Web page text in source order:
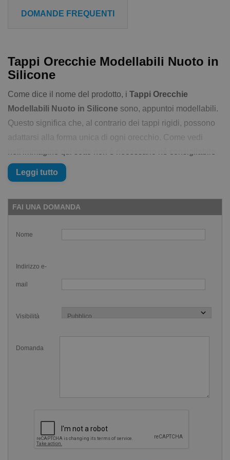
DOMANDE FREQUENTI
Tappi Orecchie Modellabili Nuoto in
Silicone
Come dice il nome del prodotto, i Tappi Orecchie
Modellabili Nuoto in Silicone sono, appuntoi modellabili.
Questo significa che, al contrario dei tappi rigidi, possono
adattarsi alla forma unica di ogni orecchio. Come vedi
inserirli dentro il canale auricolare ma farli aderire
all'esterno a mò di copertura.
Grazie al loro potere adesivo e al materiale di cui sono
composti, aderiranno al tuo orecchio aiutandoti a tenere
fuori l'acqua. Anche se, attenzione, nessun tappo da
Orecchie Modellabili Nuoto in Silicone. Innanzitutto lavati
Leggi tutto
FAI UNA DOMANDA
Nome
Indirizzo e-
mail
Visibilità
Domanda